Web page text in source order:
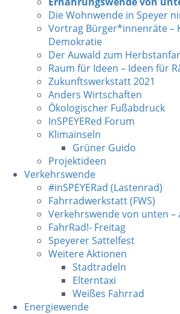
Die Wohnwende in Speyer
Vortrag Bürger*innenräte –
Demokratie
Der Auwald zum
Raum für Ideen – Ideen für
Zukunftswerkstatt 2021
Anders Wirtschaften
Ökologischer Fußabdruck
InSPEYERed Forum
Klimainseln
Grüner Guido
Projektideen
Verkehrswende
#inSPEYERad (Lastenrad)
Fahrradwerkstatt (FWS)
Verkehrswende von unten –
FahrRad!- Freitag
Speyerer Sattelfest
Weitere Aktionen
Stadtradeln
Elterntaxi
Weißes Fahrrad
Energiewende